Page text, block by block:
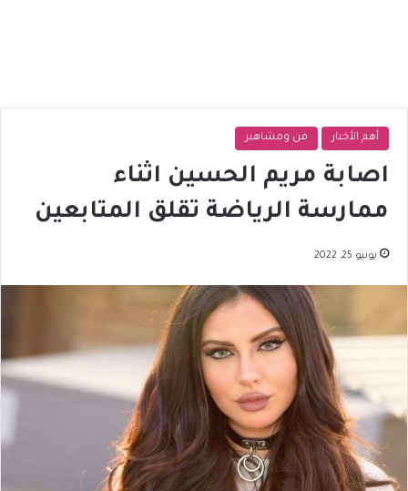
أهم الأخبار فن ومشاهير
اصابة مريم الحسين اثناء
ممارسة الرياضة تقلق المتابعين
يونيو 25, 2022